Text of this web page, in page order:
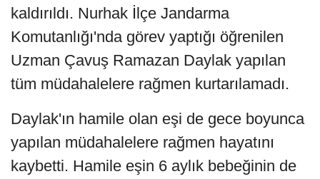
kaldırıldı. Nurhak İlçe Jandarma
Komutanlığı'nda görev yaptığı öğrenilen
Uzman Çavuş Ramazan Daylak yapılan
tüm müdahalelere rağmen kurtarılamadı.
Daylak'ın hamile olan eşi de gece boyunca
yapılan müdahalelere rağmen hayatını
kaybetti. Hamile eşin 6 aylık bebeğinin de